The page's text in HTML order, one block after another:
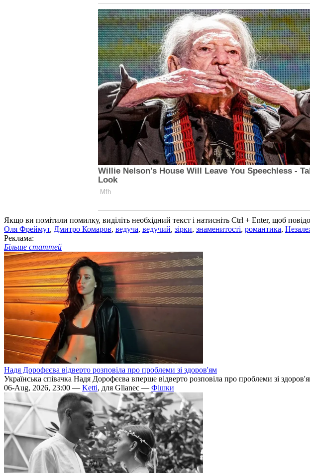
Якщо ви помітили помилку, виділіть необхідний текст і натисніть Ctrl + Enter, щоб
Оля Фреймут, Дмитро Комаров, ведуча, ведучий, зірки, знаменитості, романтика,
Реклама:
Більше статтей
Надя Дорофєєва відверто розповіла про проблеми зі здоров'ям
Українська співачка Надя Дорофєєва вперше відверто розповіла про проблеми зі
06-Aug, 2026, 23:00 — Ketti, для Glianec — Фішки